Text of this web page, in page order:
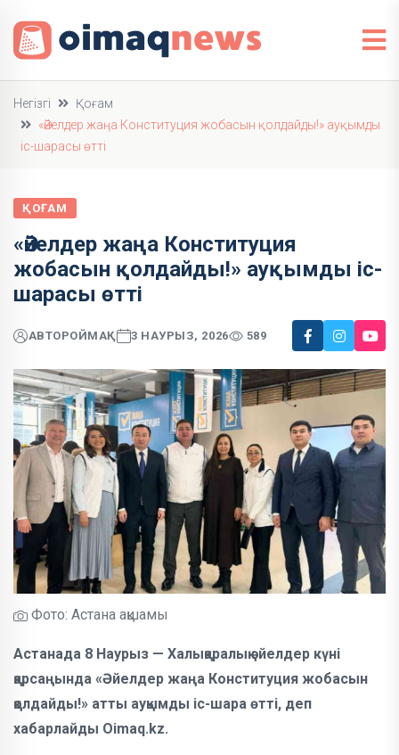
Негізгі
Қоғам
«Әйелдер жаңа Конституция жобасын қолдайды!» ауқымды
іс-шарасы өтті
ҚОҒАМ
«Әйелдер жаңа Конституция
жобасын қолдайды!» ауқымды іс-
шарасы өтті
АВТОРОЙМАҚ 3 НАУРЫЗ, 2026 589
Фото: Астана ақшамы
Астанада 8 Наурыз — Халықаралық әйелдер күні
қарсаңында «Әйелдер жаңа Конституция жобасын
қолдайды!» атты ауқымды іс-шара өтті, деп
хабарлайды Oimaq.kz.